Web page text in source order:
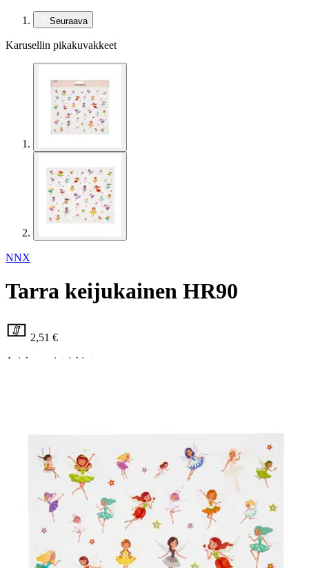
Seuraava
Karusellin pikakuvakkeet
NNX
Tarra keijukainen HR90
2,51 €
Asiakasomistajahinta
Nouto myymälästä
Ilmainen
Siirry valitsemaan myymälä
Toimitus
Kotiin tai noutopisteeseen
Alk. 0 €
Ilmainen toimitus yli 100 €:n tilauksille
Postin pakettiautomaattiin tai